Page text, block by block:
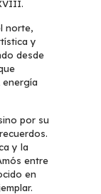
norte,
y
desde
energía
por su
y la
entre
en